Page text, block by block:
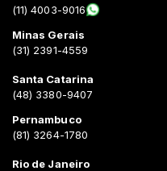
(11) 4003-9016
Minas Gerais
(31) 2391-4559
Santa Catarina
(48) 3380-9407
Pernambuco
(81) 3264-1780
Rio de Janeiro